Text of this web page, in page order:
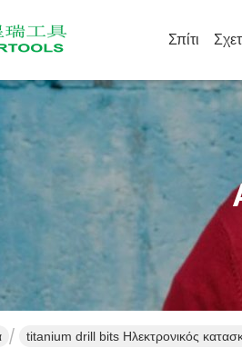
Σπίτι
titanium drill bits Ηλεκτρονικός